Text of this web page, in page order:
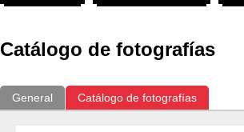
Catálogo de fotografías
General Catálogo de fotografías